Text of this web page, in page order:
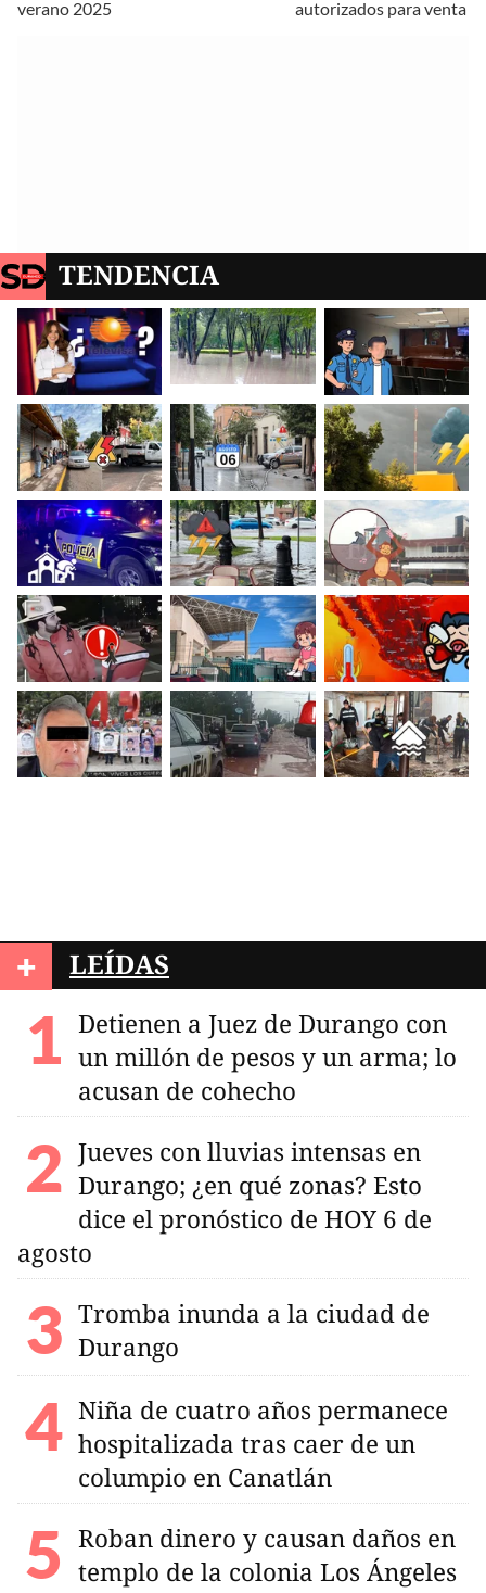
verano 2025 autorizados para venta
TENDENCIA
+ LEÍDAS
Detienen a Juez de Durango con
un millón de pesos y un arma; lo
acusan de cohecho
Jueves con lluvias intensas en
Durango; ¿en qué zonas? Esto
dice el pronóstico de HOY 6 de
agosto
Tromba inunda a la ciudad de
Durango
Niña de cuatro años permanece
hospitalizada tras caer de un
columpio en Canatlán
Roban dinero y causan daños en
templo de la colonia Los Ángeles